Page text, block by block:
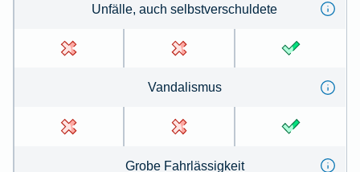
Un­fälle, auch selbst­ver­schul­de­te
Van­dal­is­mus
Gro­be Fahr­lässig­keit